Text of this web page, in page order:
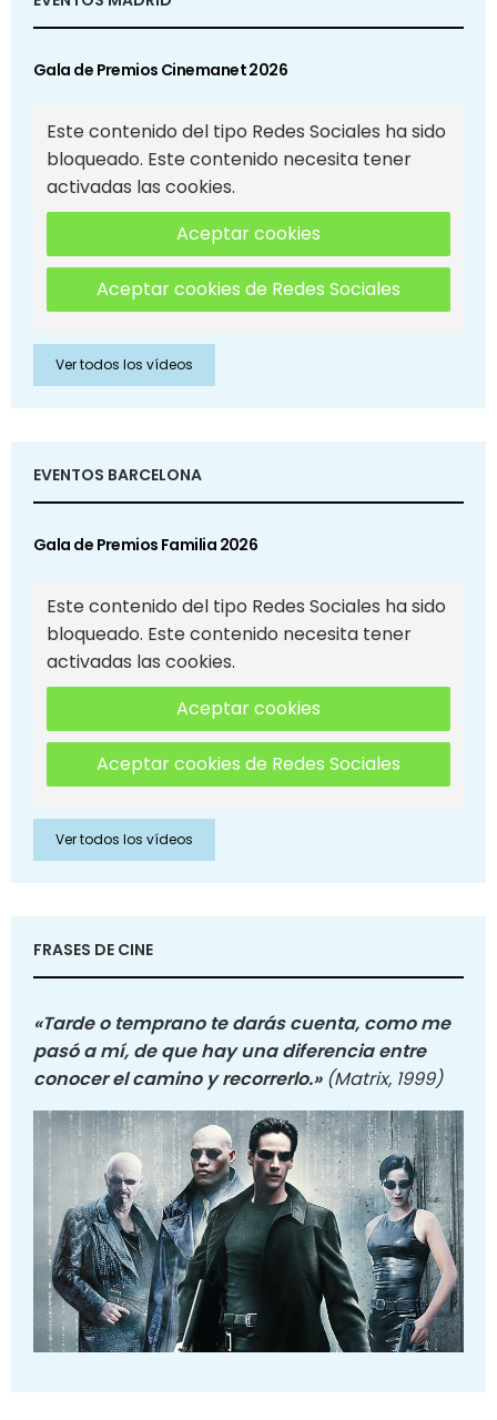
Gala de Premios Cinemanet 2026
Este contenido del tipo Redes Sociales ha sido
bloqueado. Este contenido necesita tener
activadas las cookies.
Aceptar cookies
Aceptar cookies de Redes Sociales
Ver todos los vídeos
EVENTOS BARCELONA
Gala de Premios Familia 2026
Este contenido del tipo Redes Sociales ha sido
bloqueado. Este contenido necesita tener
activadas las cookies.
Aceptar cookies
Aceptar cookies de Redes Sociales
Ver todos los vídeos
FRASES DE CINE
«Tarde o temprano te darás cuenta, como me
pasó a mí, de que hay una diferencia entre
conocer el camino y recorrerlo.» (Matrix, 1999)